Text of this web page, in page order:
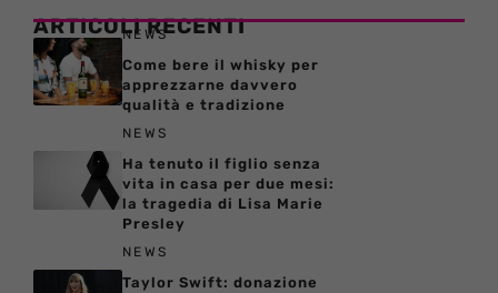
ARTICOLI RECENTI
NEWS
Come bere il whisky per
apprezzarne davvero
qualità e tradizione
NEWS
Ha tenuto il figlio senza
vita in casa per due mesi:
la tragedia di Lisa Marie
Presley
NEWS
Taylor Swift: donazione